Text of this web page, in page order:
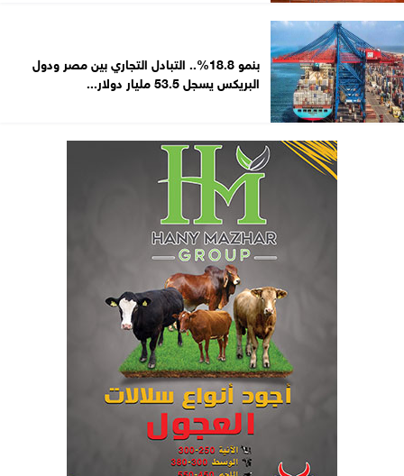
بنمو 18.8%.. التبادل التجاري بين مصر ودول
البريكس يسجل 53.5 مليار دولار...